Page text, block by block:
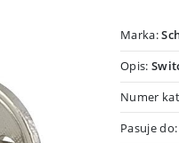
Marka:
Opis:
Numer
Pasuje do: